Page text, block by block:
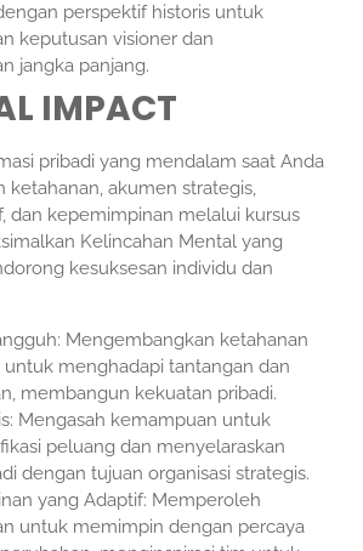
perspektif historis untuk
keputusan visioner dan
jangka panjang.
IMPACT
pribadi yang mendalam saat Anda
ketahanan, akumen strategis,
dan kepemimpinan melalui kursus
Kelincahan Mental yang
kesuksesan individu dan
Mengembangkan ketahanan
menghadapi tantangan dan
membangun kekuatan pribadi.
Mengasah kemampuan untuk
peluang dan menyelaraskan
dengan tujuan organisasi strategis.
yang Adaptif: Memperoleh
untuk memimpin dengan percaya